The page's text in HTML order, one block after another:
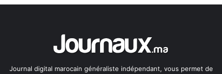
Journal digital marocain généraliste indépendant, vous permet de